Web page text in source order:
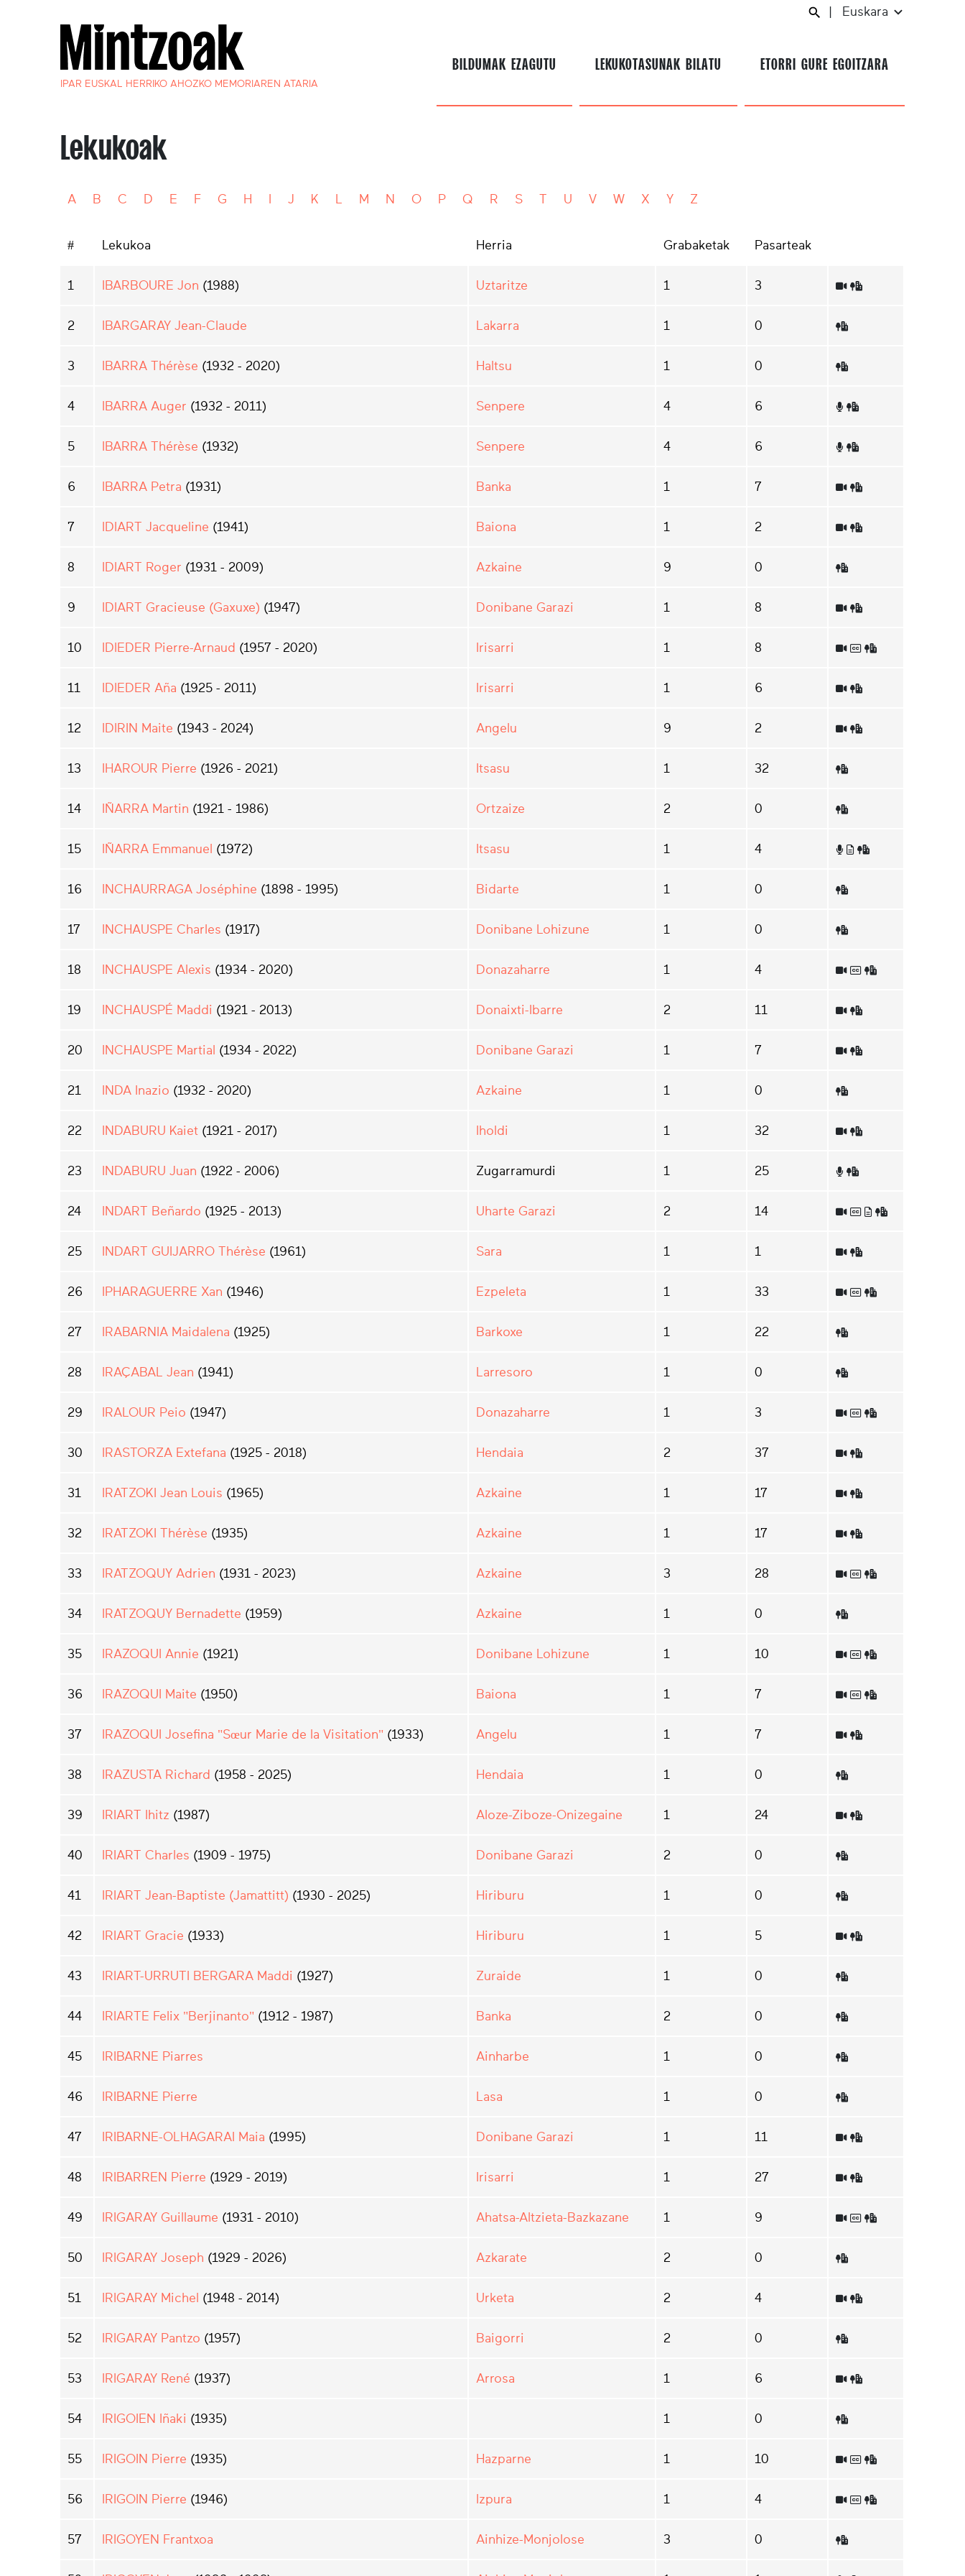
IPAR EUSKAL HERRIKO AHOZKO MEMORIAREN ATARIA
Euskara
BILDUMAK EZAGUTU LEKUKOTASUNAK BILATU ETORRI GURE EGOITZARA
Lekukoak
A B C D E F G H J K L M N O P Q R S T U V W X Y Z
# Lekukoa Herria Grabaketak Pasarteak
1 IBARBOURE Jon (1988) Uztaritze 1 3
2 IBARGARAY Jean-Claude Lakarra 1 0
3 IBARRA Thérèse (1932 - 2020) Haltsu 1 0
4 IBARRA Auger (1932 - 2011) Senpere 4 6
5 IBARRA Thérèse (1932) Senpere 4 6
6 IBARRA Petra (1931) Banka 1 7
7 IDIART Jacqueline (1941) Baiona 1 2
8 IDIART Roger (1931 - 2009) Azkaine 9 0
9 IDIART Gracieuse (Gaxuxe) (1947) Donibane Garazi 1 8
10 IDIEDER Pierre-Arnaud (1957 - 2020) Irisarri 1 8
11 IDIEDER Aña (1925 - 2011) Irisarri 1 6
12 IDIRIN Maite (1943 - 2024) Angelu 9 2
13 IHAROUR Pierre (1926 - 2021) Itsasu 1 32
14 IÑARRA Martin (1921 - 1986) Ortzaize 2 0
15 IÑARRA Emmanuel (1972) Itsasu 1 4
16 INCHAURRAGA Joséphine (1898 - 1995) Bidarte 1 0
17 INCHAUSPE Charles (1917) Donibane Lohizune 1 0
18 INCHAUSPE Alexis (1934 - 2020) Donazaharre 1 4
19 INCHAUSPÉ Maddi (1921 - 2013) Donaixti-Ibarre 2 11
20 INCHAUSPE Martial (1934 - 2022) Donibane Garazi 1 7
21 INDA Inazio (1932 - 2020) Azkaine 1 0
22 INDABURU Kaiet (1921 - 2017) Iholdi 1 32
23 INDABURU Juan (1922 - 2006) Zugarramurdi 1 25
24 INDART Beñardo (1925 - 2013) Uharte Garazi 2 14
25 INDART GUIJARRO Thérèse (1961) Sara 1 1
26 IPHARAGUERRE Xan (1946) Ezpeleta 1 33
27 IRABARNIA Maidalena (1925) Barkoxe 1 22
28 IRAÇABAL Jean (1941) Larresoro 1 0
29 IRALOUR Peio (1947) Donazaharre 1 3
30 IRASTORZA Extefana (1925 - 2018) Hendaia 2 37
31 IRATZOKI Jean Louis (1965) Azkaine 1 17
32 IRATZOKI Thérèse (1935) Azkaine 1 17
33 IRATZOQUY Adrien (1931 - 2023) Azkaine 3 28
34 IRATZOQUY Bernadette (1959) Azkaine 1 0
35 IRAZOQUI Annie (1921) Donibane Lohizune 1 10
36 IRAZOQUI Maite (1950) Baiona 1 7
37 IRAZOQUI Josefina "Sœur Marie de la Visitation" (1933) Angelu 1 7
38 IRAZUSTA Richard (1958 - 2025) Hendaia 1 0
39 IRIART Ihitz (1987) Aloze-Ziboze-Onizegaine 1 24
40 IRIART Charles (1909 - 1975) Donibane Garazi 2 0
41 IRIART Jean-Baptiste (Jamattitt) (1930 - 2025) Hiriburu 1 0
42 IRIART Gracie (1933) Hiriburu 1 5
43 IRIART-URRUTI BERGARA Maddi (1927) Zuraide 1 0
44 IRIARTE Felix "Berjinanto" (1912 - 1987) Banka 2 0
45 IRIBARNE Piarres Ainharbe 1 0
46 IRIBARNE Pierre Lasa 1 0
47 IRIBARNE-OLHAGARAI Maia (1995) Donibane Garazi 1 11
48 IRIBARREN Pierre (1929 - 2019) Irisarri 1 27
49 IRIGARAY Guillaume (1931 - 2010) Ahatsa-Altzieta-Bazkazane 1 9
50 IRIGARAY Joseph (1929 - 2026) Azkarate 2 0
51 IRIGARAY Michel (1948 - 2014) Urketa 2 4
52 IRIGARAY Pantzo (1957) Baigorri 2 0
53 IRIGARAY René (1937) Arrosa 1 6
54 IRIGOIEN Iñaki (1935) 1 0
55 IRIGOIN Pierre (1935) Hazparne 1 10
56 IRIGOIN Pierre (1946) Izpura 1 4
57 IRIGOYEN Frantxoa Ainhize-Monjolose 3 0